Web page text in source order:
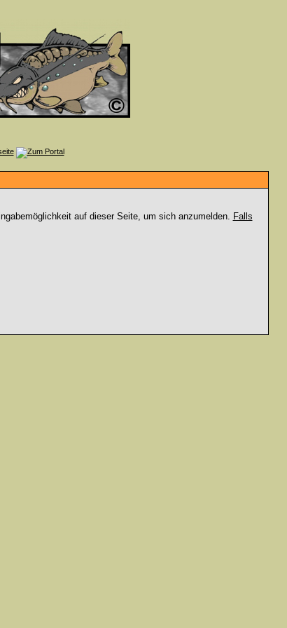
auf dieser Seite, um sich anzumelden. Falls